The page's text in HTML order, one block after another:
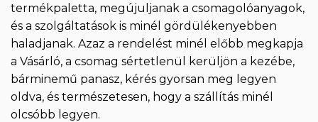
termékpaletta, megújuljanak a csomagolóanyagok,
és a szolgáltatások is minél gördülékenyebben
haladjanak. Azaz a rendelést minél előbb megkapja
a Vásárló, a csomag sértetlenül kerüljön a kezébe,
bárminemű panasz, kérés gyorsan meg legyen
oldva, és természetesen, hogy a szállítás minél
olcsóbb legyen.